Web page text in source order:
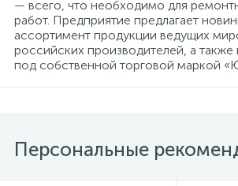
— всего, что необходимо для
работ. Предприятие предлагает
ассортимент продукции ведущих
российских производителей, а также
под собственной торговой маркой
Персональные
Сетевые фильтры
Силовые разъемы
Скобы электроустановочные